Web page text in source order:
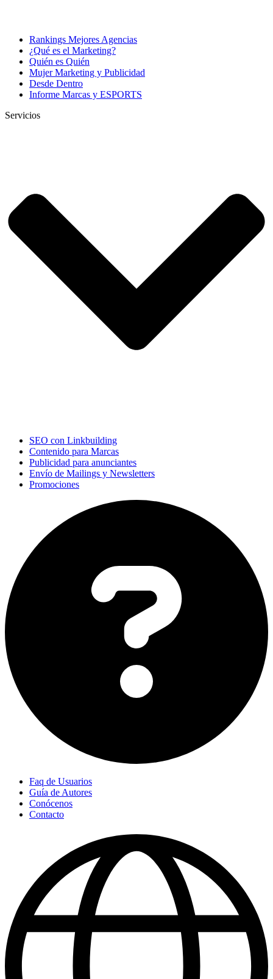
Rankings Mejores Agencias
¿Qué es el Marketing?
Quién es Quién
Mujer Marketing y Publicidad
Desde Dentro
Informe Marcas y ESPORTS
Servicios
SEO con Linkbuilding
Contenido para Marcas
Publicidad para anunciantes
Envío de Mailings y Newsletters
Promociones
Faq de Usuarios
Guía de Autores
Conócenos
Contacto